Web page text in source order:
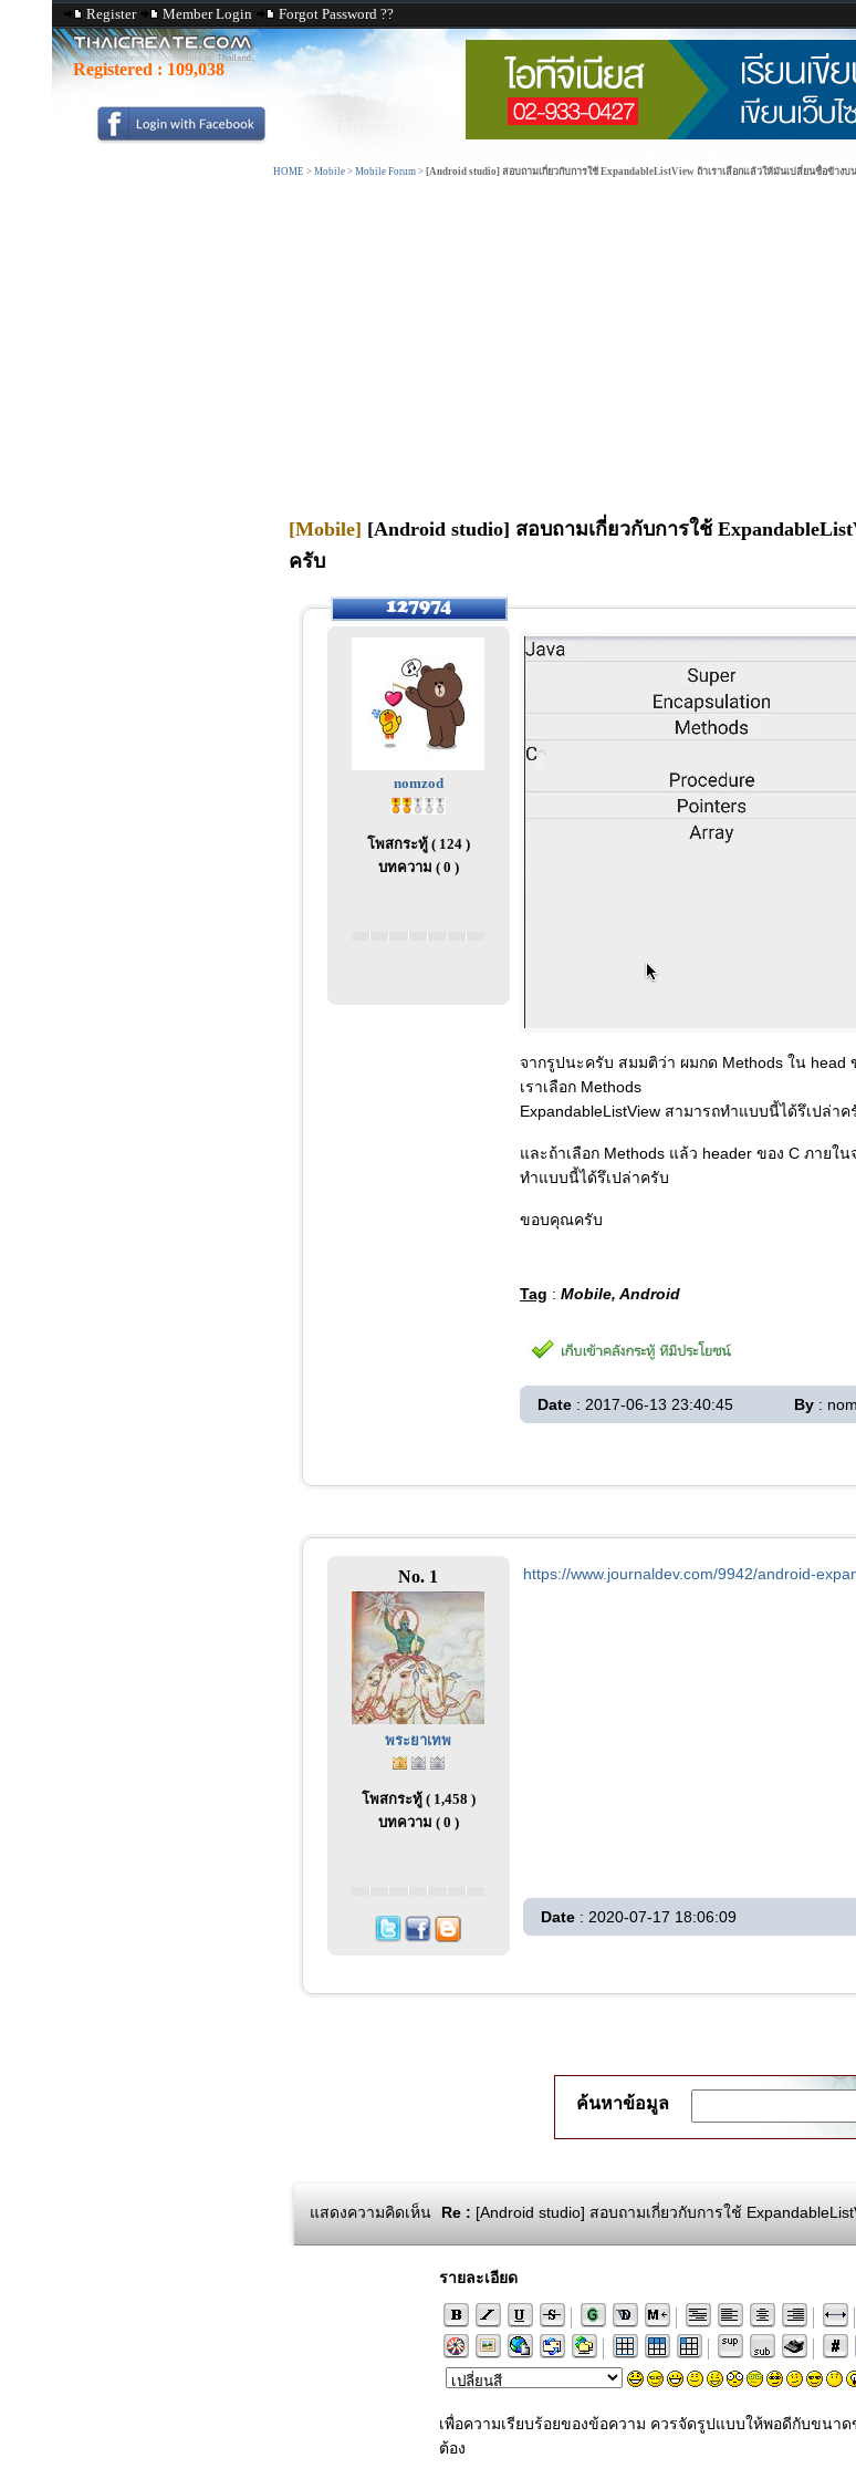
Register Member Login Forgot Password ??
Registered : 109,038
HOME > Mobile > Mobile Forum > [Android studio] สอบถามเกี่ยวกับการใช้ ExpandableListView ถ้าเราเลือกแล้วให้มันเปลี่ยนชื่อข้างบ
[Mobile] [Android studio] สอบถามเกี่ยวกับการใช้
ครับ
nomzod
โพสกระทู้ ( 124 )
บทความ ( 0 )
จากรูปนะครับ สมมติว่า ผมกด Methods ใน head
เราเลือก Methods
ExpandableListView สามารถทำแบบนี้ได้รึเปล่าค
และถ้าเลือก Methods แล้ว header ของ C ภายใ
ทำแบบนี้ได้รึเปล่าครับ
ขอบคุณครับ
Tag : Mobile, Android
Date : 2017-06-13 23:40:45 By :
No. 1
พระยาเทพ
โพสกระทู้ ( 1,458 )
บทความ ( 0 )
https://www.journaldev.com/9942/android-
Date : 2020-07-17 18:06:09
ค้นหาข้อมูล
แสดงความคิดเห็น Re : [Android studio] สอบถามเกี่ยวกับการใช้
รายละเอียด
เพื่อความเรียบร้อยของข้อความ ควรจัดรูปแบบให้พอดีกับขนา
ต้อง